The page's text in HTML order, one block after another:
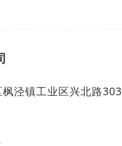
泾镇工业区兴北路